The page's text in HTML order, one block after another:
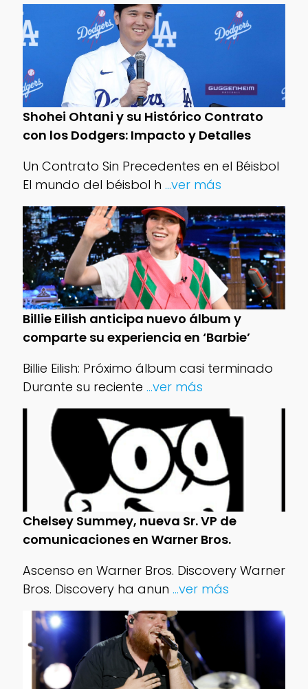
Shohei Ohtani y su Histórico Contrato
con los Dodgers: Impacto y Detalles
Un Contrato Sin Precedentes en el Béisbol
El mundo del béisbol h ...ver más
Billie Eilish anticipa nuevo álbum y
comparte su experiencia en ‘Barbie’
Billie Eilish: Próximo álbum casi terminado
Durante su reciente ...ver más
Chelsey Summey, nueva Sr. VP de
comunicaciones en Warner Bros.
Ascenso en Warner Bros. Discovery Warner
Bros. Discovery ha anun ...ver más